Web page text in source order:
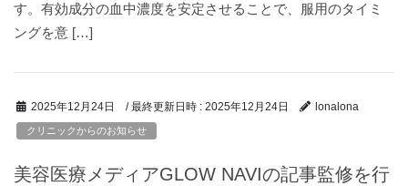
す。有効成分の血中濃度を安定させることで、服用のタイミ
ングを意 […]
2025年12月24日 / 最終更新日時 : 2025年12月24日 lonalona
クリニックからのお知らせ
美容医療メディアGLOW NAVIの記事監修を行